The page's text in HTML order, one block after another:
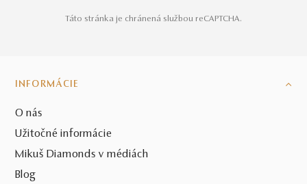
Táto stránka je chránená službou reCAPTCHA.
INFORMÁCIE
O nás
Užitočné informácie
Mikuš Diamonds v médiách
Blog